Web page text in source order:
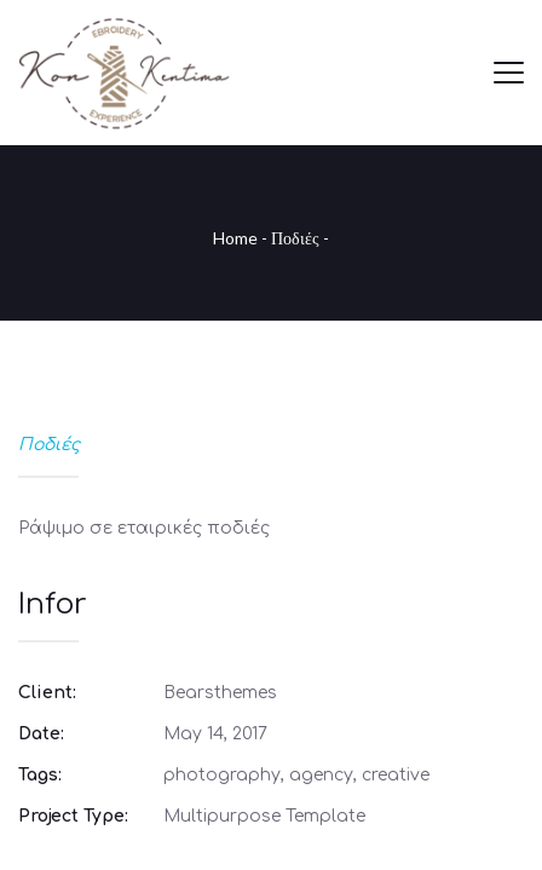
Home - Ποδιές -
Ποδιές
Ράψιμο σε εταιρικές ποδιές
Infor
Client: Bearsthemes
Date: May 14, 2017
Tags: photography, agency, creative
Project Type: Multipurpose Template